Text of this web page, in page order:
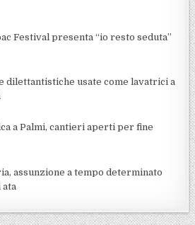
Festival presenta “io resto seduta”
dilettantistiche usate come lavatrici a
a Palmi, cantieri aperti per fine
assunzione a tempo determinato